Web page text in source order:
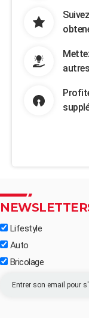
Lifestyle
Auto
Bricolage